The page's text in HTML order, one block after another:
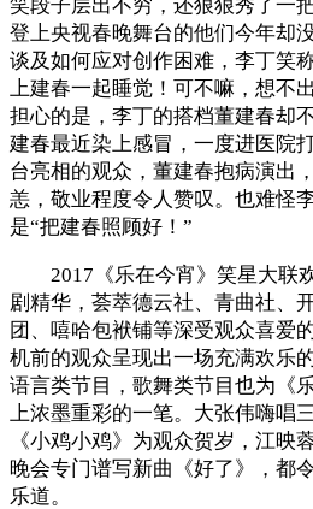
笑段子层出不穷，还狠狠秀了一
登上央视春晚舞台的他们今年却
谈及如何应对创作困难，李丁笑
上建春一起睡觉！可不嘛，想不
担心的是，李丁的搭档董建春却
建春最近染上感冒，一度进医院
台亮相的观众，董建春抱病演出
恙，敬业程度令人赞叹。也难怪
是“把建春照顾好！”
2017《乐在今宵》笑星大联
剧精华，荟萃德云社、青曲社、
团、嘻哈包袱铺等深受观众喜爱
机前的观众呈现出一场充满欢乐
语言类节目，歌舞类节目也为《
上浓墨重彩的一笔。大张伟嗨唱
《小鸡小鸡》为观众贺岁，江映
晚会专门谱写新曲《好了》，都
乐道。